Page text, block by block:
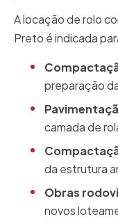
A locação de rolo
Preto é indicada
preparação
camada de
da estrutura
Obras
novos